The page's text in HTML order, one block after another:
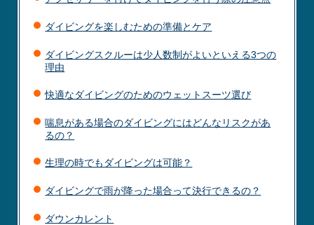
ダイビングを楽しむための準備とケア
ダイビングスクルーは少人数制がよいといえる3つの
理由
快適なダイビングのためのウェットスーツ選び
喘息がある場合のダイビングにはどんなリスクがあ
るの？
生理の時でもダイビングは可能？
ダイビングで雨が降った場合って決行できるの？
ダウンカレント